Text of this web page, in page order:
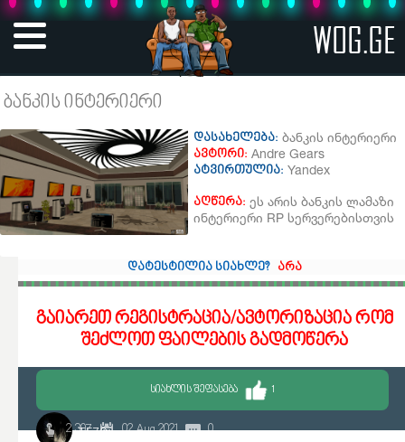
WOG.GE
ბანკის ინტერიერი
დასახელება: ბანკის ინტერიერი
ავტორი: Andre Gears
ატვირთულია: Yandex
აღწერა: ეს არის ბანკის ლამაზი
ინტერიერი RP სერვერებისთვის
დატესტილია სიახლე? არა
გაიარეთ რეგისტრაცია/ავტორიზაცია რომ
შეძლოთ ფაილების გადმოწერა
ᲡᲘᲐᲮᲚᲘᲡ ᲨᲔᲤᲐᲡᲔᲑᲐ 1
TEZO
2 307 02 Aug 2021 0